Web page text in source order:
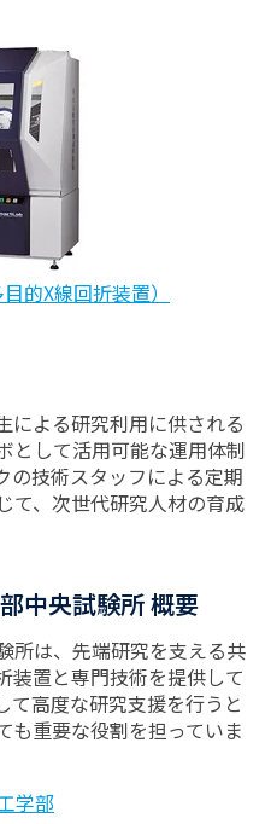
的X線回折装置）
による研究利用に供される
として活用可能な運用体制
の技術スタッフによる定期
て、次世代研究人材の育成
中央試験所 概要
所は、先端研究を支える共
装置と専門技術を提供して
て高度な研究支援を行うと
も重要な役割を担っていま
学部